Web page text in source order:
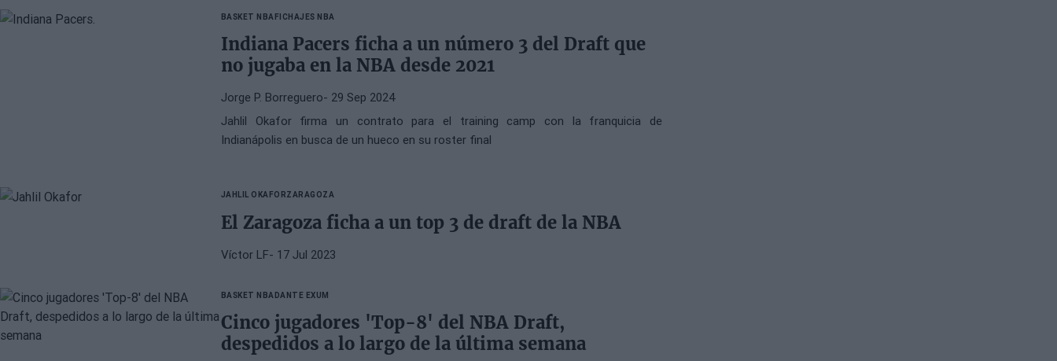
BASKET NBA FICHAJES NBA
Indiana Pacers ficha a un número 3 del Draft que
no jugaba en la NBA desde 2021
Jorge P. Borreguero- 29 Sep 2024
Jahlil Okafor firma un contrato para el training camp con la franquicia de
Indianápolis en busca de un hueco en su roster final
JAHLIL OKAFORZARAGOZA
El Zaragoza ficha a un top 3 de draft de la NBA
Víctor LF- 17 Jul 2023
BASKET NBADANTE EXUM
Cinco jugadores 'Top-8' del NBA Draft,
despedidos a lo largo de la última semana